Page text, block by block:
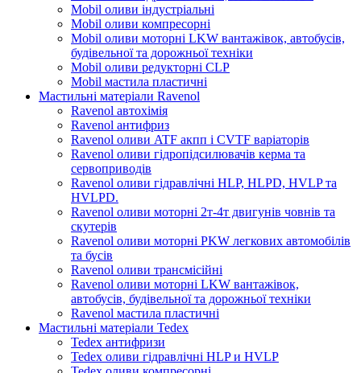
Mobil оливи індустріальні
Mobil оливи компресорні
Mobil оливи моторні LKW вантажівок, автобусів,
будівельної та дорожньої техніки
Mobil оливи редукторні CLP
Mobil мастила пластичні
Мастильні матеріали Ravenol
Ravenol автохімія
Ravenol антифриз
Ravenol оливи ATF акпп і CVTF варіаторів
Ravenol оливи гідропідсилювачів керма та
сервоприводів
Ravenol оливи гідравлічні HLP, HLPD, HVLP та
HVLPD.
Ravenol оливи моторні 2т-4т двигунів човнів та
скутерів
Ravenol оливи моторні PKW легкових автомобілів
та бусів
Ravenol оливи трансмісійні
Ravenol оливи моторні LKW вантажівок,
автобусів, будівельної та дорожньої техніки
Ravenol мастила пластичні
Мастильні матеріали Tedex
Tedex антифризи
Tedex оливи гідравлічні HLP и HVLP